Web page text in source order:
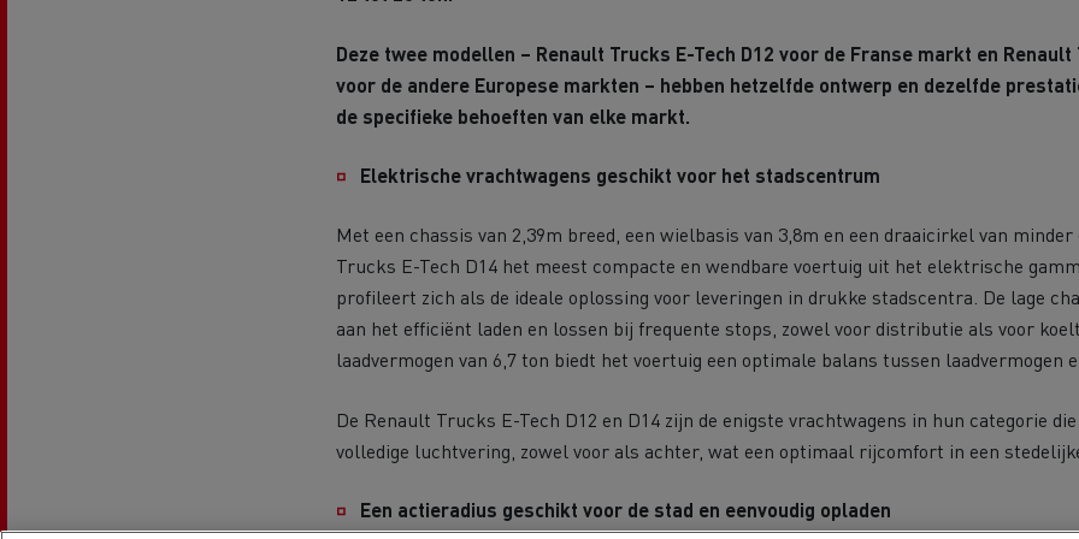
Houttransport
Betontransport Grondverzet
Hulpdiensten & brandweer Rioleringswerken Onderhoud wegen
ontworpen
Bedrijfsvoertuig voor leveringen
Licht bedrijfsvoertuig voor
Welke energie past bij mijn bedrijf? Energie koolstofvrij
Stadslogistiek: Optimaliseer uw
Decarbonatie: welke alternatieve
energie voor uw vrachtwagens?
ACADÉMIE DE LA
DÉCARBONISATION
Design: de elektrische revolutie Een ingenieurs' droom
Voordelen leasing
Financiering en verzekeringenDeze twee modellen – Renault Trucks E-Tech D12 voor de Franse markt en Renault
voor de andere Europese markten – hebben hetzelfde ontwerp en dezelfde
de specifieke behoeften van elke markt.
Elektrische vrachtwagens geschikt voor het stadscentrum
Met een chassis van 2,39m breed, een wielbasis van 3,8m en een draaicirkel van
Trucks E-Tech D14 het meest compacte en wendbare voertuig uit het elektrische
profileert zich als de ideale oplossing voor leveringen in drukke stadscentra. De lage
aan het efficiënt laden en lossen bij frequente stops, zowel voor distributie als voor
laadvermogen van 6,7 ton biedt het voertuig een optimale balans tussen laadvermogen
De Renault Trucks E-Tech D12 en D14 zijn de enigste vrachtwagens in hun categorie
volledige luchtvering, zowel voor als achter, wat een optimaal rijcomfort in een
Een actieradius geschikt voor de stad en eenvoudig opladen